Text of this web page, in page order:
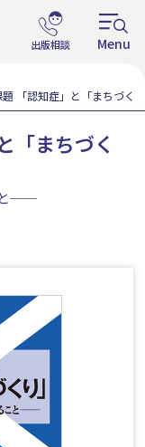
「認知症」と「まちづく
「まちづく
と──